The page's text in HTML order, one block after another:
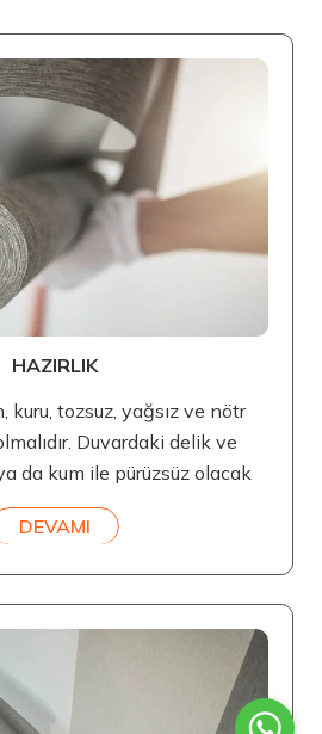
HAZIRLIK
kuru, tozsuz, yağsız ve nötr
Duvardaki delik ve
da kum ile pürüzsüz olacak
DEVAMI